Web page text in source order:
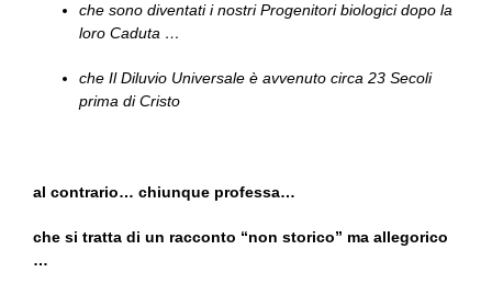
che sono diventati i nostri Progenitori biologici dopo la
loro Caduta …
che Il Diluvio Universale è avvenuto circa 23 Secoli
prima di Cristo
al contrario… chiunque professa…
che si tratta di un racconto “non storico” ma allegorico
…